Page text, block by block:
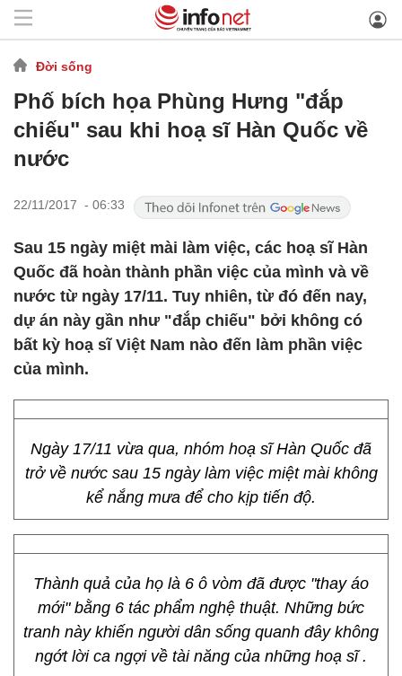
Đời sống
Phố bích họa Phùng Hưng "đắp
chiếu" sau khi hoạ sĩ Hàn Quốc về
nước
22/11/2017 - 06:33
Sau 15 ngày miệt mài làm việc, các hoạ sĩ Hàn
Quốc đã hoàn thành phần việc của mình và về
nước từ ngày 17/11. Tuy nhiên, từ đó đến nay,
dự án này gần như "đắp chiếu" bởi không có
bất kỳ hoạ sĩ Việt Nam nào đến làm phần việc
của mình.
Ngày 17/11 vừa qua, nhóm hoạ sĩ Hàn Quốc đã
trở về nước sau 15 ngày làm việc miệt mài không
kể nắng mưa để cho kịp tiến độ.
Thành quả của họ là 6 ô vòm đã được "thay áo
mới" bằng 6 tác phẩm nghệ thuật. Những bức
tranh này khiến người dân sống quanh đây không
ngớt lời ca ngợi về tài năng của những hoạ sĩ .